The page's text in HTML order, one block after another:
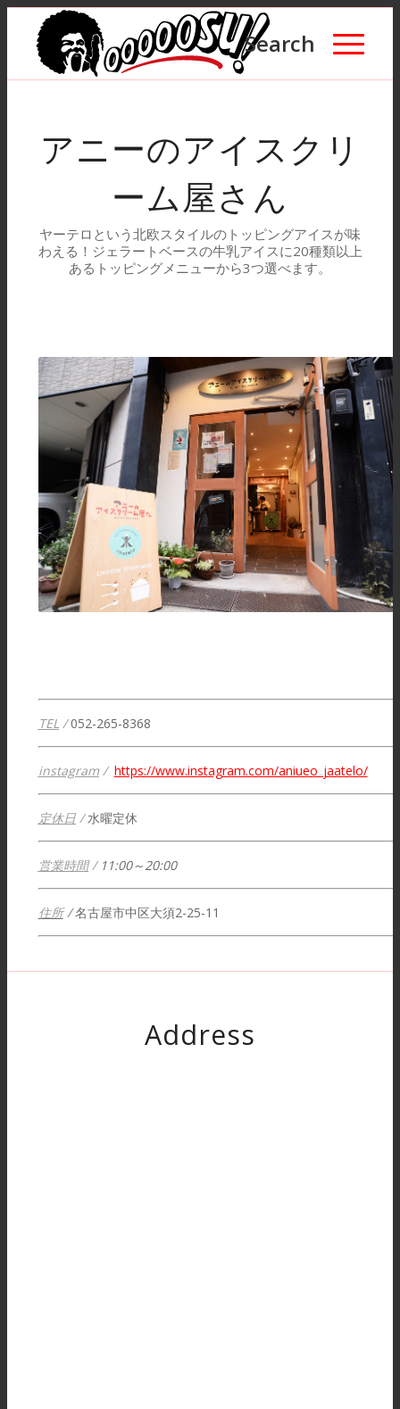
Search
アニーのアイスクリ
ーム屋さん
ヤーテロという北欧スタイルのトッピングアイスが味
わえる！ジェラートベースの牛乳アイスに20種類以上
あるトッピングメニューから3つ選べます。
TEL/052-265-8368
instagram/ https://www.instagram.com/aniueo_jaatelo/
定休日/水曜定休
営業時間/ 11:00～20:00
住所/ 名古屋市中区大須2-25-11
Address